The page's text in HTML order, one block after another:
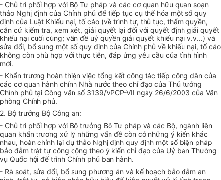
- Chủ trì phối hợp với Bộ Tư pháp và các cơ quan hữu quan soạn
thảo Nghị định của Chính phủ để tiếp tục cụ thể hóa một số quy
định của Luật Khiếu nại, tố cáo (về trình tự, thủ tục, thẩm quyền,
căn cứ kiểm tra, xem xét, giải quyết lại đối với quyết định giải quyết
khiếu nại cuối cùng; vấn đề uỷ quyền giải quyết khiếu nại v.v...) và
sửa đổi, bổ sung một số quy định của Chính phủ về khiếu nại, tố cáo
không còn phù hợp với thực tiễn, đáp ứng yêu cầu của tình hình
mới.
- Khẩn trương hoàn thiện việc tổng kết công tác tiếp công dân của
các cơ quan hành chính Nhà nước theo chỉ đạo của Thủ tướng
Chính phủ tại Công văn số 3139/VPCP-VII ngày 26/6/2003 của Văn
phòng Chính phủ.
2. Bộ trưởng Bộ Công an:
- Chủ trì phối hợp với Bộ trưởng Bộ Tư pháp và các Bộ, ngành liên
quan khẩn trương xử lý những vấn đề còn có những ý kiến khác
nhau, hoàn chỉnh lại dự thảo Nghị định quy định một số biện pháp
bảo đảm trật tự công cộng theo ý kiến chỉ đạo của Uỷ ban Thường
vụ Quốc hội để trình Chính phủ ban hành.
- Rà soát, sửa đổi, bổ sung phương án và kế hoạch bảo đảm an